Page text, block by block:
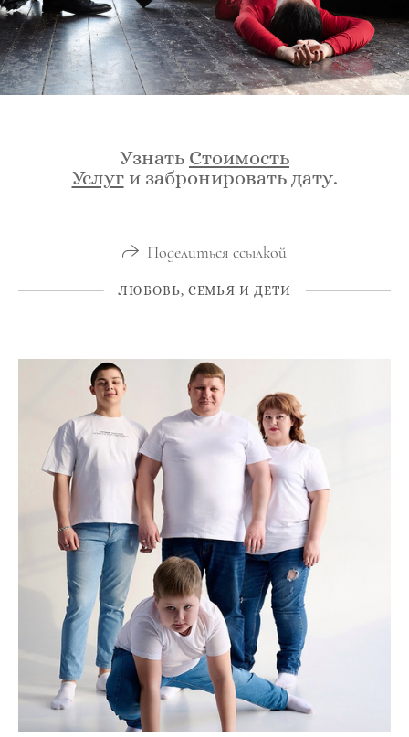
Узнать Стоимость
Услуги забронировать дату.
Поделиться ссылкой
ЛЮБОВЬ, СЕМЬЯ И ДЕТИ